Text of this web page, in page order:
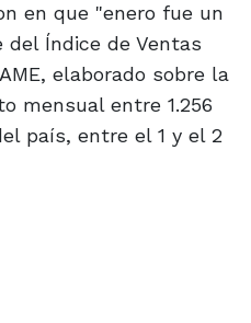
en que "enero fue un
del Índice de Ventas
elaborado sobre la
mensual entre 1.256
país, entre el 1 y el 2